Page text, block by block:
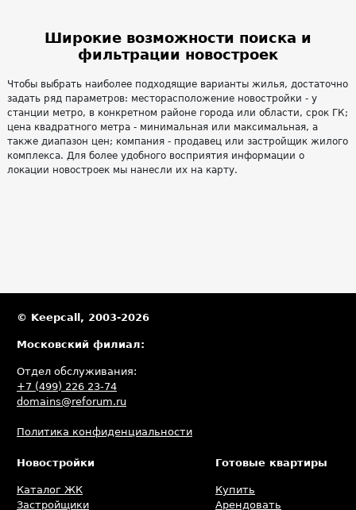
Широкие возможности поиска и
фильтрации новостроек
Чтобы выбрать наиболее подходящие варианты жилья, достаточно
задать ряд параметров: месторасположение новостройки - у
станции метро, в конкретном районе города или области, срок ГК;
цена квадратного метра - минимальная или максимальная, а
также диапазон цен; компания - продавец или застройщик жилого
комплекса. Для более удобного восприятия информации о
локации новостроек мы нанесли их на карту.
© Keepcall, 2003-2026
Московский филиал:
Отдел обслуживания:
+7 (499) 226 23-74
domains@reforum.ru
Политика конфиденциальности
Новостройки
Каталог ЖК
Застройщики
Готовые квартиры
Купить
Арендовать